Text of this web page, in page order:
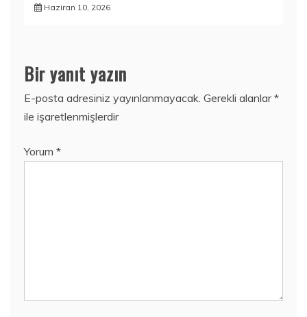
Haziran 10, 2026
Bir yanıt yazın
E-posta adresiniz yayınlanmayacak. Gerekli alanlar*
ile işaretlenmişlerdir
Yorum *